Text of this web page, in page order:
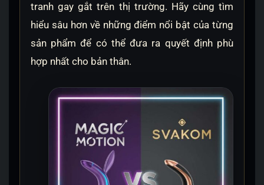
tranh gay gắt trên thị trường. Hãy cùng tìm
hiểu sâu hơn về những điểm nổi bật của từng
sản phẩm để có thể đưa ra quyết định phù
hợp nhất cho bản thân.